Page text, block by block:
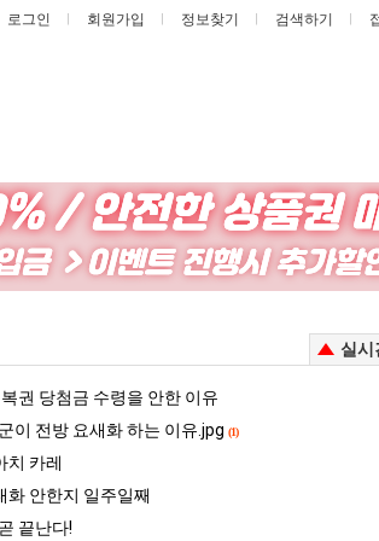
로그인 회원가입 정보찾기 검색하기
08.05
08.05
근황
08.05
.
08.05
남;;
08.05
?
계
시
총
TOP
도
여
나도 이제 여친이 생겼다.
퇴사했다!!!!
서울 토박이 안재현 "왜 서울로 독립해?"
이번에 아마존이 오픈ai에 75조 투자한 이유
실시
권 당첨금 수령을 안한 이유
이 전방 요새화 하는 이유.jpg (1)
치 카레
화 안한지 일주일째
끝난다!